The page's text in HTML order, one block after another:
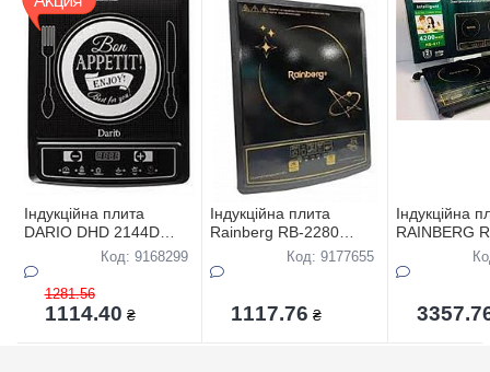
Iндукцiйна плита
DARIO DHD 2144D
2000Вт,склокерамiка
ТОР-ЦIНА
Код: 9168299
1281.56
1114.40 ₴
Iндукцiйна плита
Rainberg RB-2280
2800Вт,склокерамiка
Код: 9177655
1117.76 ₴
Iндукцiйна
RAINBERG